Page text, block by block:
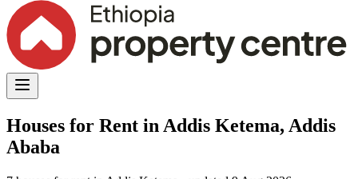
Houses for Rent in Addis Ketema, Addis
Ababa